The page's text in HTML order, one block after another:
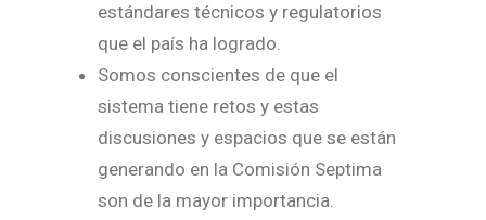
estándares técnicos y regulatorios
que el país ha logrado.
Somos conscientes de que el
sistema tiene retos y estas
discusiones y espacios que se están
generando en la Comisión Septima
son de la mayor importancia.